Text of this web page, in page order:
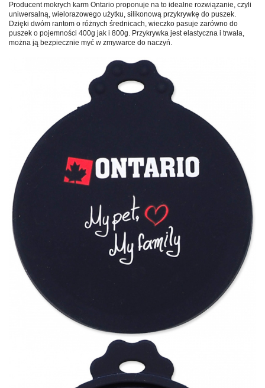
Producent mokrych karm Ontario proponuje na to idealne rozwiązanie, czyli
uniwersalną, wielorazowego użytku, silikonową przykrywkę do puszek.
Dzięki dwóm rantom o różnych średnicach, wieczko pasuje zarówno do
puszek o pojemności 400g jak i 800g. Przykrywka jest elastyczna i trwała,
można ją bezpiecznie myć w zmywarce do naczyń.